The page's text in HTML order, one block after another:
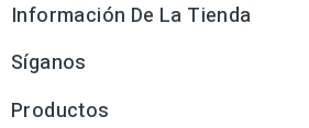
Información De La Tienda
Síganos
Productos